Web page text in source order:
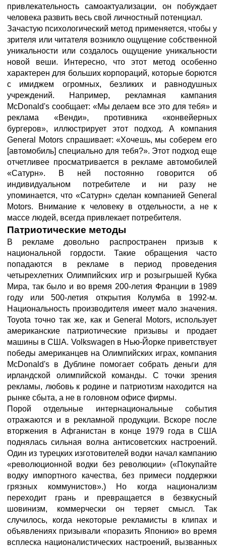
привлекательность самоактуализации, он побуждает
человека развить весь свой личностный потенциал.
Зачастую психологический метод применяется, чтобы у
зрителя или читателя возникло ощущение собственной
уникальности или создалось ощущение уникальности
новой веши. Интересно, что этот метод особенно
характерен для больших корпораций, которые борются
с имиджем огромных, безликих и равнодушных
учреждений. Например, рекламная кампания
McDonald's сообщает: «Мы делаем все это для тебя» и
реклама «Венди», противника «конвейерных
бургеров», иллюстрирует этот подход. А компания
General Motors спрашивает: «Хочешь, мы соберем его
[автомобиль] специально для тебя?». Этот подход еще
отчетливее просматривается в рекламе автомобилей
«Сатурн». В ней постоянно говорится об
индивидуальном потребителе и ни разу не
упоминается, что «Сатурн» сделан компанией General
Motors. Внимание к человеку в отдельности, а не к
массе людей, всегда привлекает потребителя.
Патриотические методы
В рекламе довольно распространен призыв к
национальной гордости. Такие обращения часто
попадаются в рекламе в период проведения
четырехлетних Олимпийских игр и розыгрышей Кубка
Мира, так было и во время 200-летия Франции в 1989
году или 500-летия открытия Колумба в 1992-м.
Национальность производителя имеет мало значения.
Toyota точно так же, как и General Motors, использует
американские патриотические призывы и продает
машины в США. Volkswagen в Нью-Йорке приветствует
победы американцев на Олимпийских играх, компания
McDonald's в Дублине помогает собрать деньги для
ирландской олимпийской команды. С точки зрения
рекламы, любовь к родине и патриотизм находится на
рынке сбыта, а не в головном офисе фирмы.
Порой отдельные интернациональные события
отражаются и в рекламной продукции. Вскоре после
вторжения в Афганистан в конце 1979 года в США
поднялась сильная волна антисоветских настроений.
Один из турецких изготовителей водки начал кампанию
«революционной водки без революции» («Покупайте
водку импортного качества, без примеси поддержки
грязных коммунистов».) Но когда национализм
переходит грань и превращается в безвкусный
шовинизм, коммерчески он теряет смысл. Так
случилось, когда некоторые рекламисты в клипах и
объявлениях призывали «поразить Японию» во время
всплеска националистических настроений, вызванных